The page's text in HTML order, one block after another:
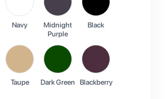
Navy
Midnight
Purple
Black
Taupe Dark Green Blackberry